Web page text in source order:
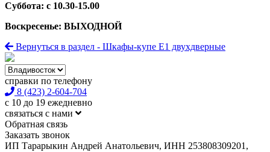
Суббота: с 10.30-15.00
Воскресенье: ВЫХОДНОЙ
Вернуться в раздел - Шкафы-купе Е1 двухдверные
справки по телефону
8 (423) 2-604-704
с 10 до 19 ежедневно
связаться с нами
Обратная связь
Заказать звонок
ИП Тарарыкин Андрей Анатольевич, ИНН 253808309201,